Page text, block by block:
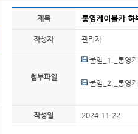
제목 통영케이블카 하
작성자 관리자
첨부파일
붙임_1._통영
붙임_2._통영
작성일 2024-11-22